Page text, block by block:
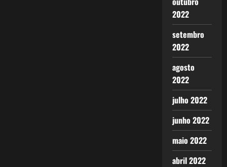
2022
setembro
2022
agosto
2022
julho 2022
junho 2022
maio 2022
abril 2022